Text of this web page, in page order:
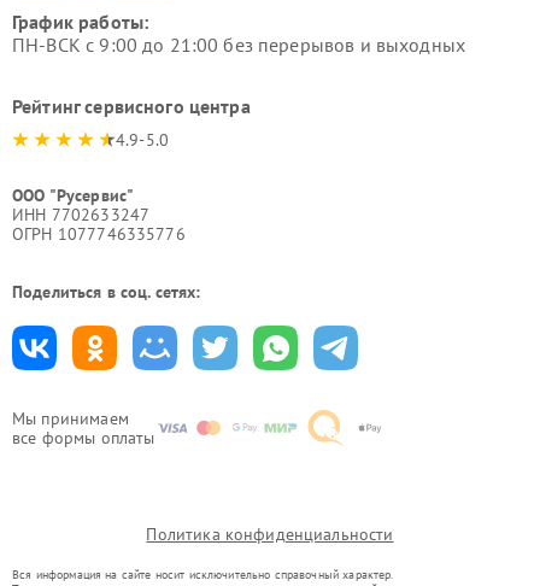
Мы принимаем
все формы оплаты
График работы:
ПН-ВСК с 9:00 до 21:00 без перерывов и выходных
Рейтинг сервисного центра
4.9-5.0
ООО "Русервис"
ИНН 7702633247
ОГРН 1077746335776
Поделиться в соц. сетях:
Политика конфиденциальности
Вся информация на сайте носит исключительно справочный характер.